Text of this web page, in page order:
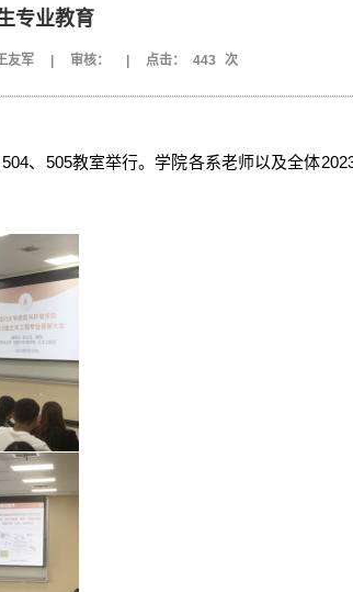
专业教育
友军 审核： 点击： 443 次
、505教室举行。学院各系老师以及全体